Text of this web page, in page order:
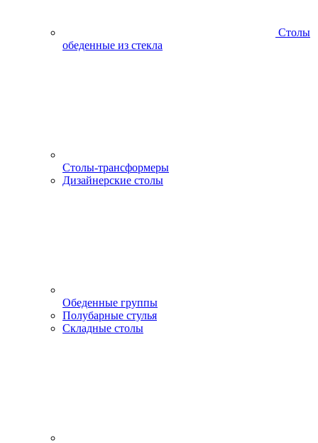
Столы
обеденные из стекла
Столы-трансформеры
Дизайнерские столы
Обеденные группы
Полубарные стулья
Складные столы